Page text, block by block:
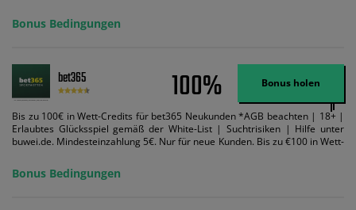
Bonus Bedingungen
bet365 100% Bonus holen
Bis zu 100€ in Wett-Credits für bet365 Neukunden *AGB beachten | 18+ |
Erlaubtes Glücksspiel gemäß der White-List | Suchtrisiken | Hilfe unter
buwei.de. Mindesteinzahlung 5€. Nur für neue Kunden. Bis zu €100 in Wett-
ein und wir geben Ihnen die entsprechende qualifizierende Einzahlung in
Wett-Credits, wenn Sie qualifizierende Wetten im gleichen Wert platzieren
Bonus Bedingungen